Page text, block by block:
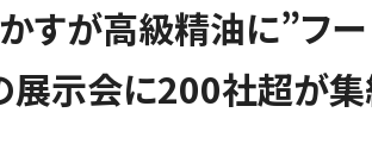
すが高級精油に”フ
展示会に200社超が